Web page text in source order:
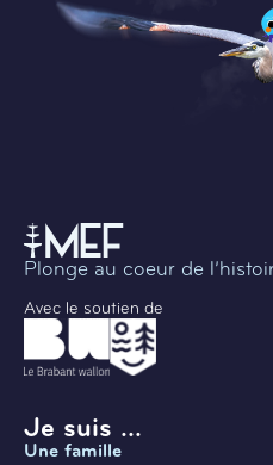
Plonge au coeur de
Avec le soutien de
Je suis ...
Une famille